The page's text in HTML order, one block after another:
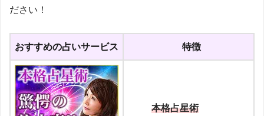
ださい！
おすすめの占いサービス 特徴
本格占星術